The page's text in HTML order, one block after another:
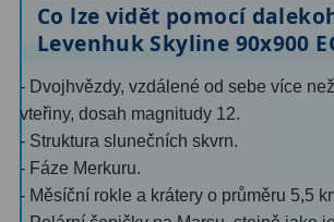
Ostatní179
Literatura11
Lupy69
Co lze vidět pomocí
Levenhuk Skyline 90x900
- Dvojhvězdy, vzdálené od sebe více
vteřiny, dosah magnitudy 12.
- Struktura slunečních skvrn.
- Fáze Merkuru.
- Měsíční rokle a krátery o průměru 5,5